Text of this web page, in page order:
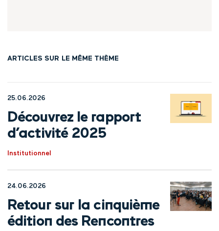
ARTICLES SUR LE MÊME THÈME
25.06.2026
Découvrez le rapport
d’activité 2025
Institutionnel
24.06.2026
Retour sur la cinquième
édition des Rencontres